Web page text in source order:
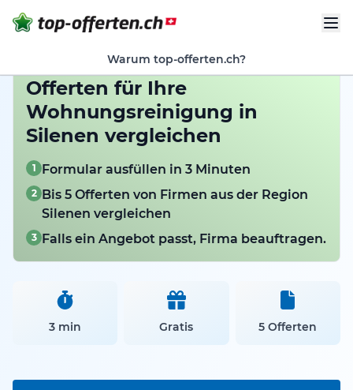
Warum top-offerten.ch?
Offerten für Ihre
Wohnungsreinigung in
Silenen vergleichen
1 Formular ausfüllen in 3 Minuten
2 Bis 5 Offerten von Firmen aus der Region
Silenen vergleichen
3 Falls ein Angebot passt, Firma beauftragen.
3 min Gratis 5 Offerten